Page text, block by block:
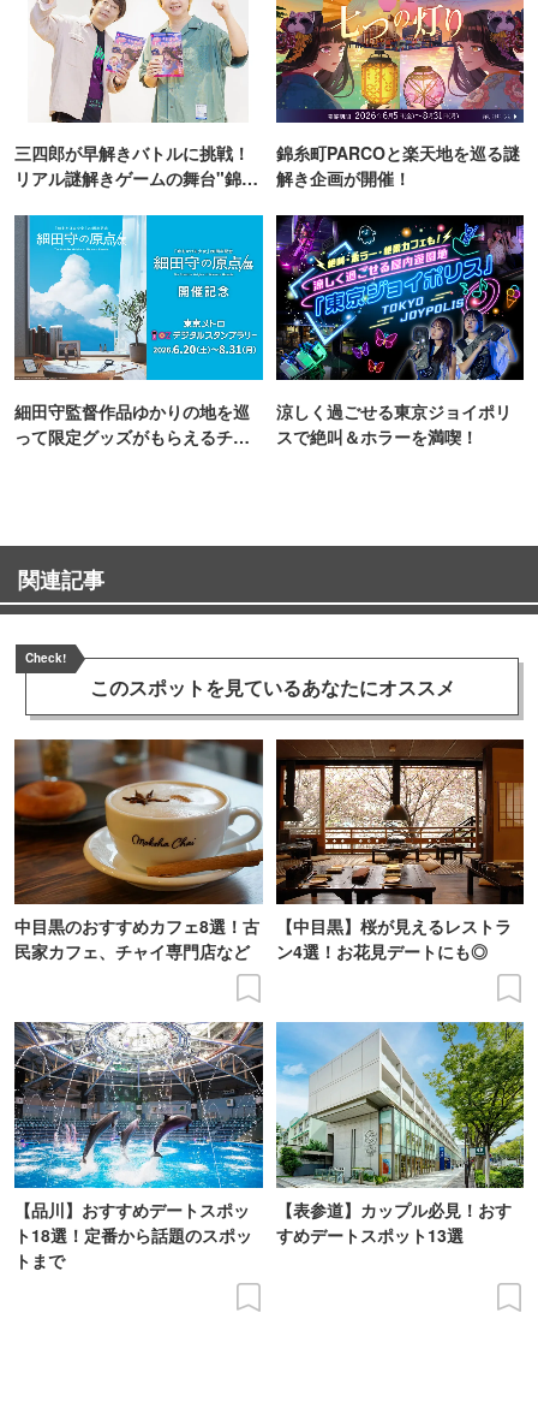
三四郎が早解きバトルに挑戦！
リアル謎解きゲームの舞台"錦糸
錦糸町PARCOと楽天地を巡る謎
解き企画が開催！
細田守監督作品ゆかりの地を巡
って限定グッズがもらえるチャ
涼しく過ごせる東京ジョイポリ
スで絶叫＆ホラーを満喫！
関連記事
Check!
このスポットを見ているあなたにオススメ
中目黒のおすすめカフェ8選！古
民家カフェ、チャイ専門店など
【中目黒】桜が見えるレストラ
ン4選！お花見デートにも◎
【品川】おすすめデートスポッ
ト18選！定番から話題のスポッ
トまで
【表参道】カップル必見！おす
すめデートスポット13選